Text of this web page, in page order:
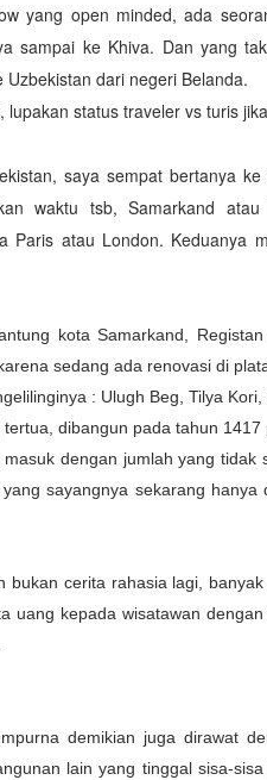
yang open minded, ada
sampai ke Khiva. Dan yang
dari negeri Belanda.
lupakan status traveler vs turis
saya sempat bertanya
waktu tsb, Samarkand
Paris atau London. Keduanya
kota Samarkand,
sedang ada renovasi di
: Ulugh Beg, Tilya Kori,
dibangun pada tahun
dengan jumlah yang
sayangnya sekarang
bukan cerita rahasia lagi,
uang kepada wisatawan
demikian juga dirawat
lain yang tinggal sisa-